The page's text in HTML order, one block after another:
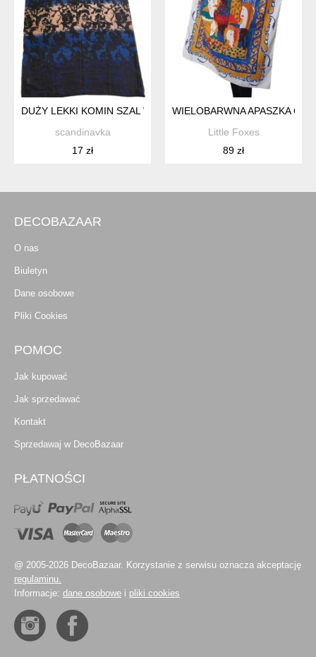
DUŻY LEKKI KOMIN SZAL WZÓR KOLORY
scandinavka
17 zł
WIELOBARWNA APASZKA
Little Foxes
89 zł
DECOBAZAAR
O nas
Biuletyn
Dane osobowe
Pliki Cookies
POMOC
Jak kupować
Jak sprzedawać
Kontakt
Sprzedawaj w DecoBazaar
PŁATNOŚCI
@ 2005-2026 DecoBazaar. Korzystanie z serwisu oznacza akceptację
regulaminu.
Informacje: dane osobowe i pliki cookies